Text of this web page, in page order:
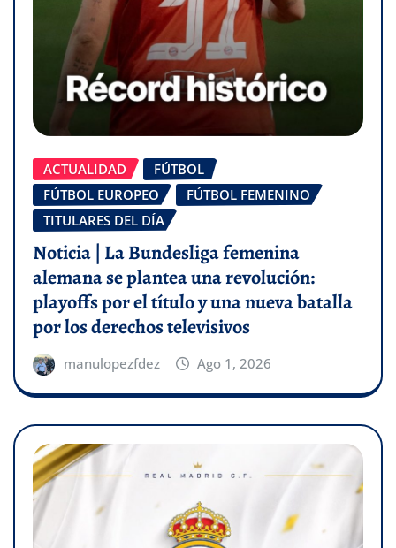
ACTUALIDAD
FÚTBOL
FÚTBOL EUROPEO
FÚTBOL FEMENINO
TITULARES DEL DÍA
Noticia | La Bundesliga femenina
alemana se plantea una revolución:
playoffs por el título y una nueva batalla
por los derechos televisivos
manulopezfdez Ago 1, 2026